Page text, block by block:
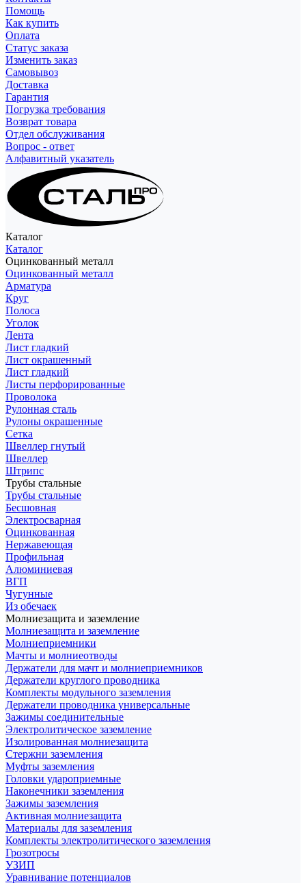
Помощь
Как купить
Оплата
Статус заказа
Изменить заказ
Самовывоз
Доставка
Гарантия
Погрузка требования
Возврат товара
Отдел обслуживания
Вопрос - ответ
Алфавитный указатель
Каталог
Каталог
Оцинкованный металл
Оцинкованный металл
Арматура
Круг
Полоса
Уголок
Лента
Лист гладкий
Лист окрашенный
Лист гладкий
Листы перфорированные
Проволока
Рулонная сталь
Рулоны окрашенные
Сетка
Швеллер гнутый
Швеллер
Штрипс
Трубы стальные
Трубы стальные
Бесшовная
Электросварная
Оцинкованная
Нержавеющая
Профильная
Алюминиевая
ВГП
Чугунные
Из обечаек
Молниезащита и заземление
Молниезащита и заземление
Молниеприемники
Мачты и молниеотводы
Держатели для мачт и молниеприемников
Держатели круглого проводника
Комплекты модульного заземления
Держатели проводника универсальные
Зажимы соединительные
Электролитическое заземление
Изолированная молниезащита
Стержни заземления
Муфты заземления
Головки удароприемные
Наконечники заземления
Зажимы заземления
Активная молниезащита
Материалы для заземления
Комплекты электролитического заземления
Грозотросы
УЗИП
Уравнивание потенциалов